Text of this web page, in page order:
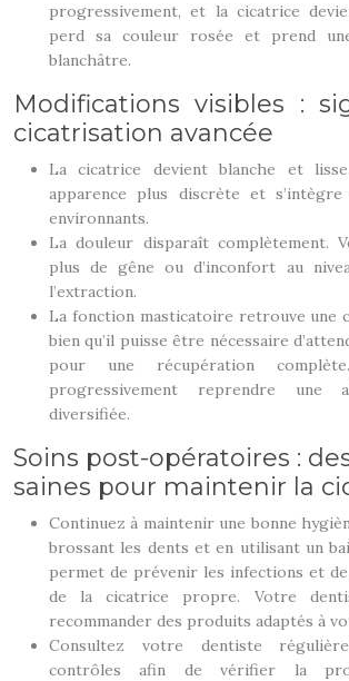
progressivement, et la cicatrice
perd sa couleur rosée et prend
blanchâtre.
Modifications visibles :
cicatrisation avancée
La cicatrice devient blanche et
apparence plus discrète et
environnants.
La douleur disparaît complètement.
plus de gêne ou d’inconfort au
l’extraction.
La fonction masticatoire retrouve une
bien qu’il puisse être nécessaire
pour une récupération
progressivement reprendre une
diversifiée.
Soins post-opératoires :
saines pour maintenir la
Continuez à maintenir une bonne
brossant les dents et en utilisant un
permet de prévenir les infections et
de la cicatrice propre. Votre
recommander des produits adaptés à
Consultez votre dentiste
contrôles afin de vérifier la